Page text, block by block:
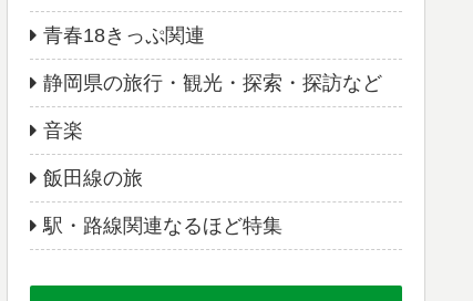
青春18きっぷ関連
静岡県の旅行・観光・探索・探訪など
音楽
飯田線の旅
駅・路線関連なるほど特集